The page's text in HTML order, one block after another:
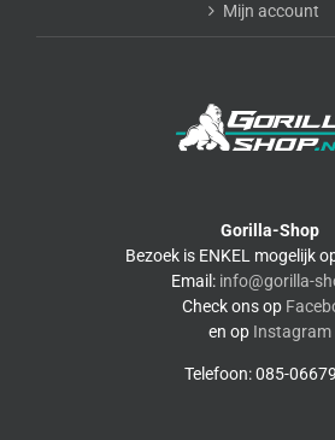
Mijn account
Gorilla-Shop
Bezoek is ENKEL mogelijk
Email: info@gorilla-
Check ons op
en op Instagram
Telefoon: 085-